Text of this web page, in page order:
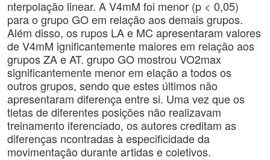
nterpolação linear. A V4mM foi menor (p < 0,05)
para o grupo GO em relação aos demais grupos.
Além disso, os rupos LA e MC apresentaram valores
de V4mM ignificantemente maiores em relação aos
grupos ZA e AT. grupo GO mostrou VO2max
significantemente menor em elação a todos os
outros grupos, sendo que estes últimos não
apresentaram diferença entre si. Uma vez que os
tletas de diferentes posições não realizavam
treinamento iferenciado, os autores creditam as
diferenças ncontradas à especificidade da
movimentação durante artidas e coletivos.